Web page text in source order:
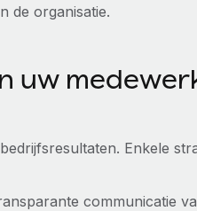
de organisatie.
uw
Enkele
communicatie